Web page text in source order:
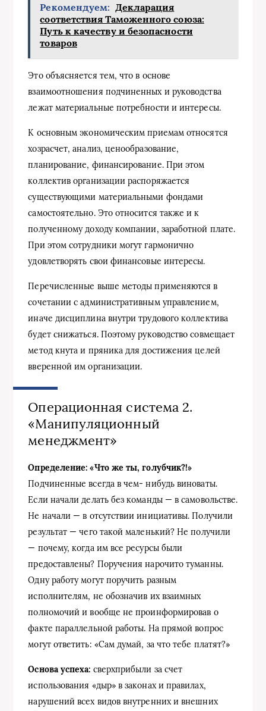
Рекомендуем: Декларация
соответствия Таможенного союза:
Путь к качеству и безопасности
товаров
Это объясняется тем, что в основе
взаимоотношения подчиненных и руководства
лежат материальные потребности и интересы.
К основным экономическим приемам относятся
хозрасчет, анализ, ценообразование,
планирование, финансирование. При этом
коллектив организации распоряжается
существующими материальными фондами
самостоятельно. Это относится также и к
полученному доходу компании, заработной плате.
При этом сотрудники могут гармонично
удовлетворять свои финансовые интересы.
Перечисленные выше методы применяются в
сочетании с административным управлением,
иначе дисциплина внутри трудового коллектива
будет снижаться. Поэтому руководство совмещает
метод кнута и пряника для достижения целей
вверенной им организации.
Операционная система 2.
«Манипуляционный
менеджмент»
Определение: «Что же ты, голубчик?!»
Подчиненные всегда в чем- нибудь виноваты.
Если начали делать без команды — в самовольстве.
Не начали — в отсутствии инициативы. Получили
результат — чего такой маленький? Не получили
— почему, когда им все ресурсы были
предоставлены? Поручения нарочито туманны.
Одну работу могут поручить разным
исполнителям, не обозначив их взаимных
полномочий и вообще не проинформировав о
факте параллельной работы. На прямой вопрос
могут ответить: «Сам думай, за что тебе платят?»
Основа успеха: сверхприбыли за счет
использования «дыр» в законах и правилах,
нарушений всех видов внутренних и внешних